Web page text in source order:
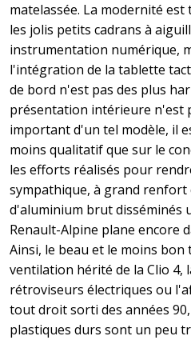
matelassée. La modernité
les jolis petits cadrans à
instrumentation numérique,
l'intégration de la tablette
de bord n'est pas des plus
présentation intérieure n'est
important d'un tel modèle, il
moins qualitatif que sur le
les efforts réalisés pour
sympathique, à grand renfort
d'aluminium brut disséminés
Renault-Alpine plane encore
Ainsi, le beau et le moins bon
ventilation hérité de la Clio 4,
rétroviseurs électriques ou
tout droit sorti des années
plastiques durs sont un peu